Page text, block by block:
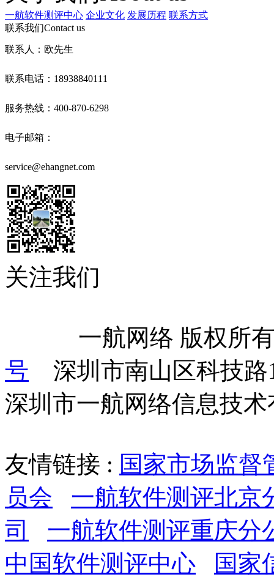
一航软件测评中心 企业文化 发展历程 联系方式
联系我们Contact us
联系人：欧先生
联系电话：18938840111
服务热线：400-870-6298
电子邮箱：
service@ehangnet.com
关注我们
一航网络 版
号
深圳市南山区科技
深圳市一航网络信息技
友情链接 : 国家市场监督
员会
一航软件测评北京
司
一航软件测评重庆分
中国软件测评中心
国家